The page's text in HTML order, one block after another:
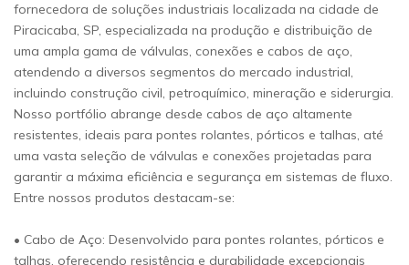
fornecedora de soluções industriais localizada na cidade de
Piracicaba, SP, especializada na produção e distribuição de
uma ampla gama de válvulas, conexões e cabos de aço,
atendendo a diversos segmentos do mercado industrial,
incluindo construção civil, petroquímico, mineração e siderurgia.
Nosso portfólio abrange desde cabos de aço altamente
resistentes, ideais para pontes rolantes, pórticos e talhas, até
uma vasta seleção de válvulas e conexões projetadas para
garantir a máxima eficiência e segurança em sistemas de fluxo.
Entre nossos produtos destacam-se:
• Cabo de Aço: Desenvolvido para pontes rolantes, pórticos e
talhas, oferecendo resistência e durabilidade excepcionais